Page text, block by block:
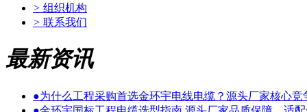
> 组织机构
> 联系我们
最新资讯
●为什么工程采购首选金环宇电线电缆？源头厂家核心竞